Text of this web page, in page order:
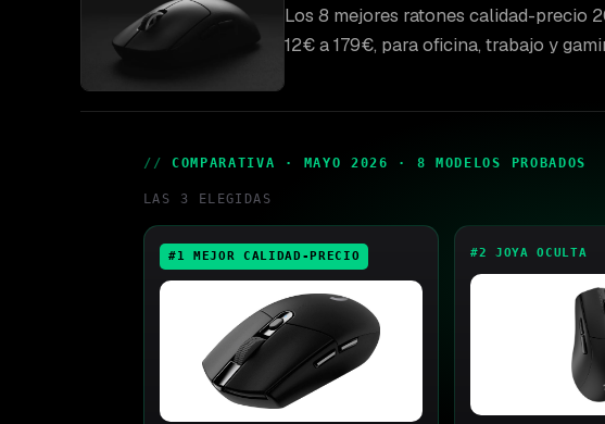
Los 8 mejores ratones calidad-precio
12€ a 179€, para oficina, trabajo y
COMPARATIVA · MAYO 2026 · 8 MODELOS PROBADOS
LAS 3 ELEGIDAS
#1 MEJOR CALIDAD-PRECIO #2 JOYA OCULTA